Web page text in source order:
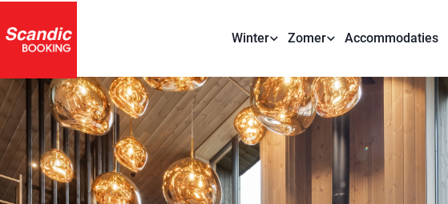
Winter Zomer Accommodaties